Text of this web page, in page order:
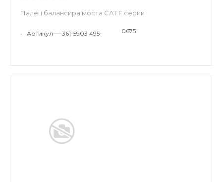
Палец балансира моста CAT F серии
• Артикул — 361-5903 495- 0675